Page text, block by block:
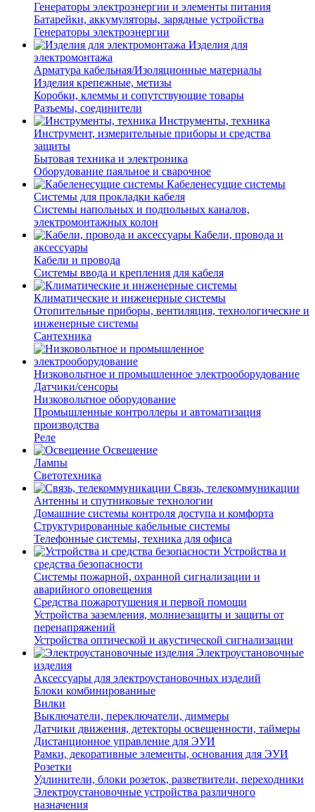
Генераторы электроэнергии и элементы питания
Батарейки, аккумуляторы, зарядные устройства
Генераторы электроэнергии
Изделия для
электромонтажа
Арматура кабельная/Изоляционные материалы
Изделия крепежные, метизы
Коробки, клеммы и сопутствующие товары
Разъемы, соединители
Инструменты, техника
Инструмент, измерительные приборы и средства
защиты
Бытовая техника и электроника
Оборудование паяльное и сварочное
Кабеленесущие системы
Системы для прокладки кабеля
Системы напольных и подпольных каналов,
электромонтажных колон
Кабели, провода и
аксессуары
Кабели и провода
Системы ввода и крепления для кабеля
Климатические и инженерные системы
Отопительные приборы, вентиляция, технологические и
инженерные системы
Сантехника
Низковольтное и промышленное электрооборудование
Датчики/сенсоры
Низковольтное оборудование
Промышленные контроллеры и автоматизация
производства
Реле
Освещение
Лампы
Светотехника
Связь, телекоммуникации
Антенны и спутниковые технологии
Домашние системы контроля доступа и комфорта
Структурированные кабельные системы
Телефонные системы, техника для офиса
Устройства и
средства безопасности
Системы пожарной, охранной сигнализации и
аварийного оповещения
Средства пожаротушения и первой помощи
Устройства заземления, молниезащиты и защиты от
перенапряжений
Устройства оптической и акустической сигнализации
Электроустановочные
изделия
Аксессуары для электроустановочных изделий
Блоки комбинированные
Вилки
Выключатели, переключатели, диммеры
Датчики движения, детекторы освещенности, таймеры
Дистанционное управление для ЭУИ
Рамки, декоративные элементы, основания для ЭУИ
Розетки
Удлинители, блоки розеток, разветвители, переходники
Электроустановочные устройства различного
назначения